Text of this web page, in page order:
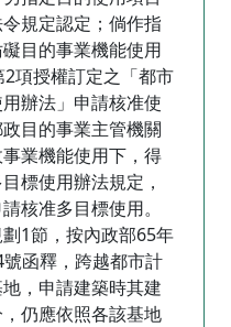
規定認定；倘作指
目的事業機能使用
項授權訂定之「都市
辦法」申請核准使
目的事業主管機關
業機能使用下，得
標使用辦法規定，
核准多目標使用。
1節，按內政部65年
函釋，跨越都市計
，申請建築時其建
仍應依照各該基地